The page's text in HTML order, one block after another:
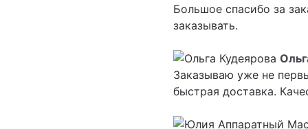
Большое спасибо за
заказывать.
Заказываю уже не
быстрая доставка.